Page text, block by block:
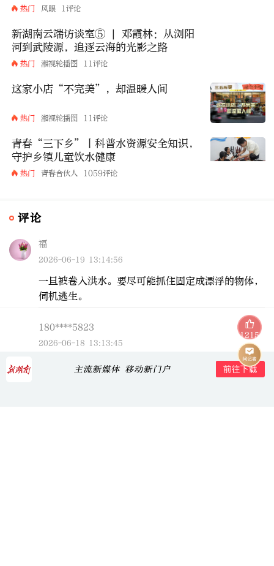
热门 风眼 1评论
新湖南云端访谈室⑤ | 邓霞林：从浏阳
河到武陵源，追逐云海的光影之路
热门 湘视轮播图 11评论
这家小店“不完美”，却温暖人间
热门 湘视轮播图 11评论
青春“三下乡”丨科普水资源安全知识，
守护乡镇儿童饮水健康
热门 青春合伙人 1059评论
评论
福
2026-06-19 13:14:56
一旦被卷入洪水。要尽可能抓住固定成漂浮的物体，
伺机逃生。
180****5823
2026-06-18 13:13:45
面对问题，集思广益
1215